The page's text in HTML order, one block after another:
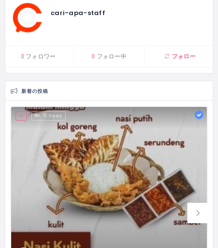
cari-apa-staff
0 フォロワー 0 フォロー中 フォロー
新着の投稿
70 Views